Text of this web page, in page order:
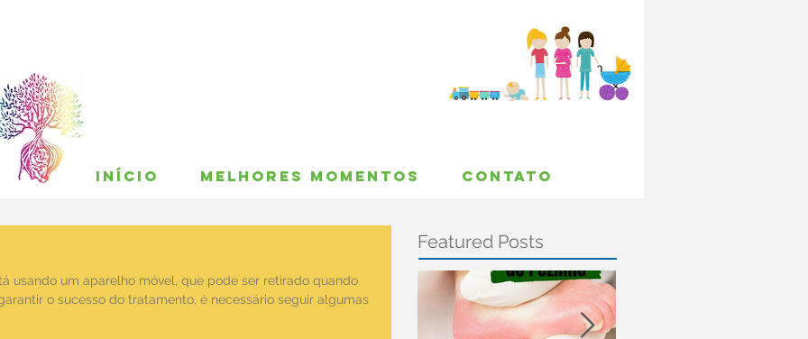
INÍCIO MELHORES MOMENTOS CONTATO
usando um aparelho móvel, que pode ser retirado quando
o sucesso do tratamento, é necessário seguir algumas
Featured Posts